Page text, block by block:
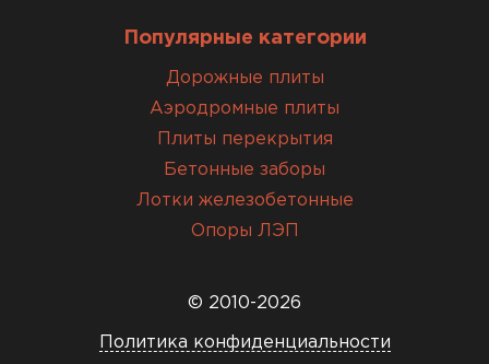
Популярные категории
Дорожные плиты
Аэродромные плиты
Плиты перекрытия
Бетонные заборы
Лотки железобетонные
Опоры ЛЭП
© 2010-2026
Политика конфиденциальности